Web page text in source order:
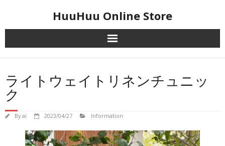
HuuHuu Online Store
ライトウェイトリネンチュニッ
ク
Byai 2023/04/27 Information